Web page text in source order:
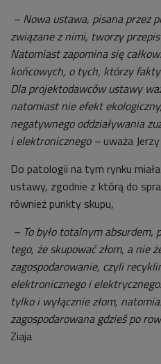
– Nowa ustawa, pisana przez
związane z nimi, tworzy
Natomiast zapomina się
końcowych, o tych, którzy
Dla projektodawców ustawy
natomiast nie efekt
negatywnego oddziaływania
i elektronicznego – uważa
Do patologii na tym rynku
ustawy, zgodnie z którą do
również punkty skupu,
– To było totalnym absurdem,
tego, że skupować złom, a nie
zagospodarowanie, czyli
elektronicznego i
tylko i wyłącznie złom,
zagospodarowana gdzieś po
Ziaja